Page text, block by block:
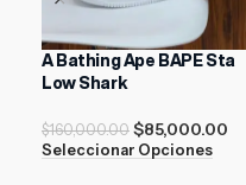
A Bathing Ape BAPE Sta
Low Shark
$160,000.00 $85,000.00
Seleccionar Opciones